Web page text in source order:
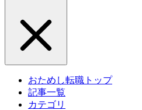
おためし転職トップ
記事一覧
カテゴリ